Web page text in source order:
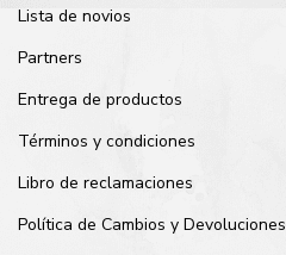
Lista de novios
Partners
Entrega de productos
Términos y condiciones
Libro de reclamaciones
Política de Cambios y Devoluciones